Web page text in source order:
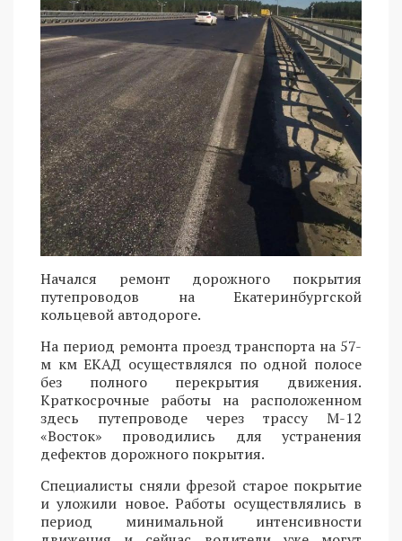
Начался ремонт дорожного покрытия
путепроводов на Екатеринбургской
кольцевой автодороге.
На период ремонта проезд транспорта на 57-
м км ЕКАД осуществлялся по одной полосе
без полного перекрытия движения.
Краткосрочные работы на расположенном
здесь путепроводе через трассу М-12
«Восток» проводились для устранения
дефектов дорожного покрытия.
Специалисты сняли фрезой старое покрытие
и уложили новое. Работы осуществлялись в
период минимальной интенсивности